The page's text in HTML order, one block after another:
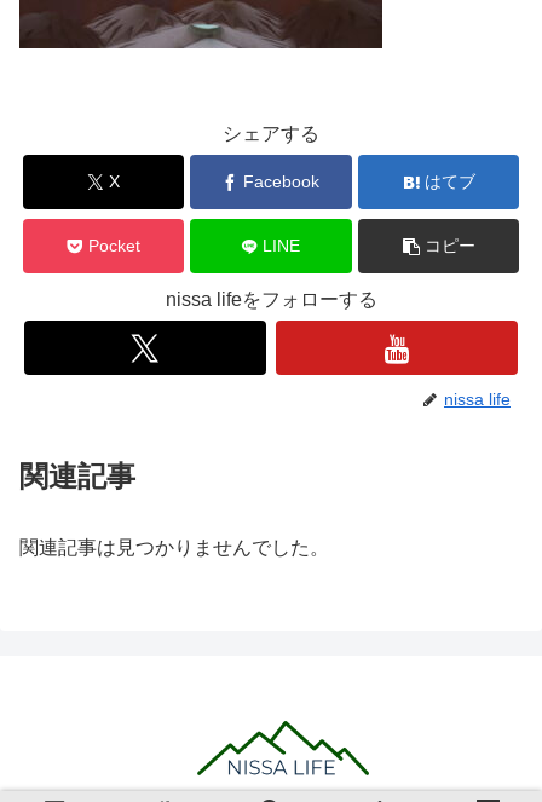
シェアする
X Facebook はてブ
Pocket LINE コピー
nissa lifeをフォローする
nissa life
関連記事
関連記事は見つかりませんでした。